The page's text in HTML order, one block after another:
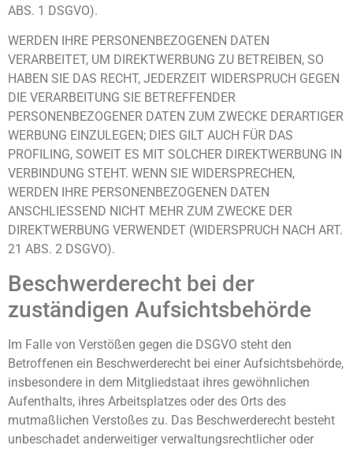
ABS. 1 DSGVO).
WERDEN IHRE PERSONENBEZOGENEN DATEN
VERARBEITET, UM DIREKTWERBUNG ZU BETREIBEN, SO
HABEN SIE DAS RECHT, JEDERZEIT WIDERSPRUCH GEGEN
DIE VERARBEITUNG SIE BETREFFENDER
PERSONENBEZOGENER DATEN ZUM ZWECKE DERARTIGER
WERBUNG EINZULEGEN; DIES GILT AUCH FÜR DAS
PROFILING, SOWEIT ES MIT SOLCHER DIREKTWERBUNG IN
VERBINDUNG STEHT. WENN SIE WIDERSPRECHEN,
WERDEN IHRE PERSONENBEZOGENEN DATEN
ANSCHLIESSEND NICHT MEHR ZUM ZWECKE DER
DIREKTWERBUNG VERWENDET (WIDERSPRUCH NACH ART.
21 ABS. 2 DSGVO).
Beschwerde­recht bei der
zuständigen Aufsichts­behörde
Im Falle von Verstößen gegen die DSGVO steht den
Betroffenen ein Beschwerderecht bei einer Aufsichtsbehörde,
insbesondere in dem Mitgliedstaat ihres gewöhnlichen
Aufenthalts, ihres Arbeitsplatzes oder des Orts des
mutmaßlichen Verstoßes zu. Das Beschwerderecht besteht
unbeschadet anderweitiger verwaltungsrechtlicher oder